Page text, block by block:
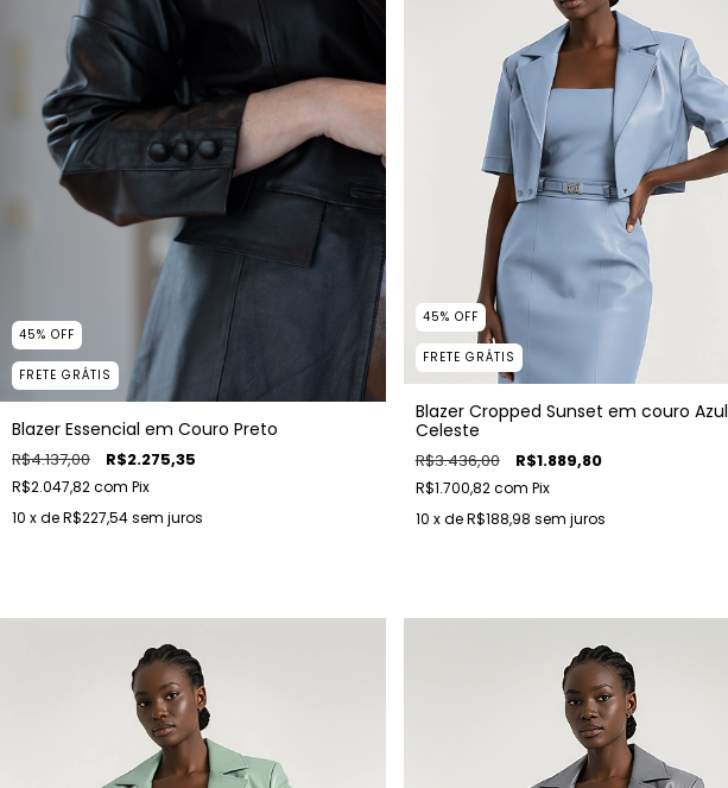
45% OFF
FRETE GRÁTIS
Blazer Essencial em Couro Preto
R$4.137,00 R$2.275,35
R$2.047,82com Pix
10 x deR$227,54sem juros
45% OFF
FRETE GRÁTIS
Blazer Cropped Sunset em couro Azul
Celeste
R$3.436,00 R$1.889,80
R$1.700,82com Pix
10 x deR$188,98 sem juros